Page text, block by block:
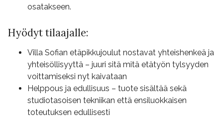
osatakseen.
Hyödyt tilaajalle:
Villa Sofian etäpikkujoulut nostavat yhteishenkeä ja
yhteisöllisyyttä – juuri sitä mitä etätyön tylsyyden
voittamiseksi nyt kaivataan
Helppous ja edullisuus – tuote sisältää sekä
studiotasoisen tekniikan että ensiluokkaisen
toteutuksen edullisesti